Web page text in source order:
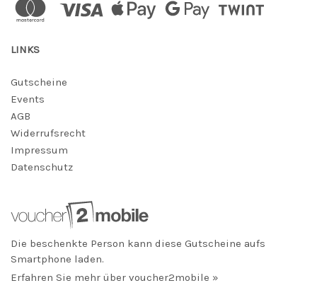
LINKS
Gutscheine
Events
AGB
Widerrufsrecht
Impressum
Datenschutz
Die beschenkte Person kann diese Gutscheine aufs
Smartphone laden.
Erfahren Sie mehr über voucher2mobile »